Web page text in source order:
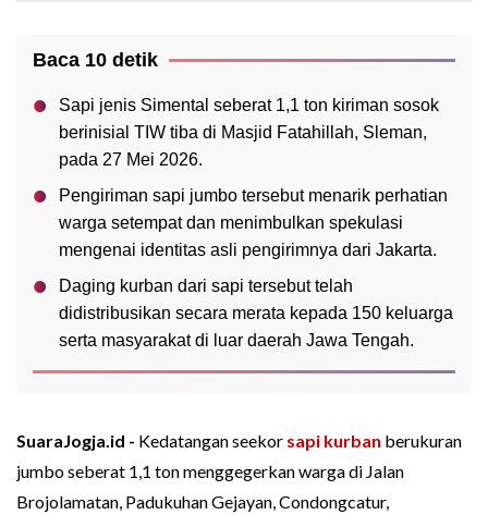
Baca 10 detik
Sapi jenis Simental seberat 1,1 ton kiriman sosok
berinisial TIW tiba di Masjid Fatahillah, Sleman,
pada 27 Mei 2026.
Pengiriman sapi jumbo tersebut menarik perhatian
warga setempat dan menimbulkan spekulasi
mengenai identitas asli pengirimnya dari Jakarta.
Daging kurban dari sapi tersebut telah
didistribusikan secara merata kepada 150 keluarga
serta masyarakat di luar daerah Jawa Tengah.
SuaraJogja.id - Kedatangan seekor sapi kurban berukuran
jumbo seberat 1,1 ton menggegerkan warga di Jalan
Brojolamatan, Padukuhan Gejayan, Condongcatur,